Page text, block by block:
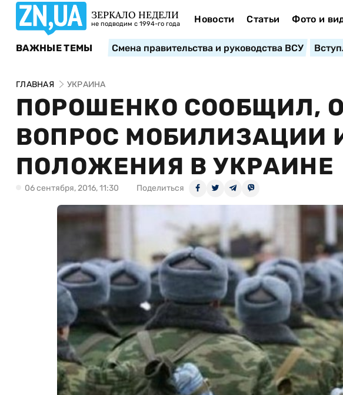
ЗЕРКАЛО НЕДЕЛИ
не подводим с 1994-го года Новости Статьи Фото и
ВАЖНЫЕ ТЕМЫ Смена правительства и руководства ВСУ
ГЛАВНАЯ УКРАИНА
ПОРОШЕНКО СООБЩИЛ,
ВОПРОС МОБИЛИЗАЦИИ
ПОЛОЖЕНИЯ В УКРАИНЕ
06 сентября, 2016, 11:30 Поделиться